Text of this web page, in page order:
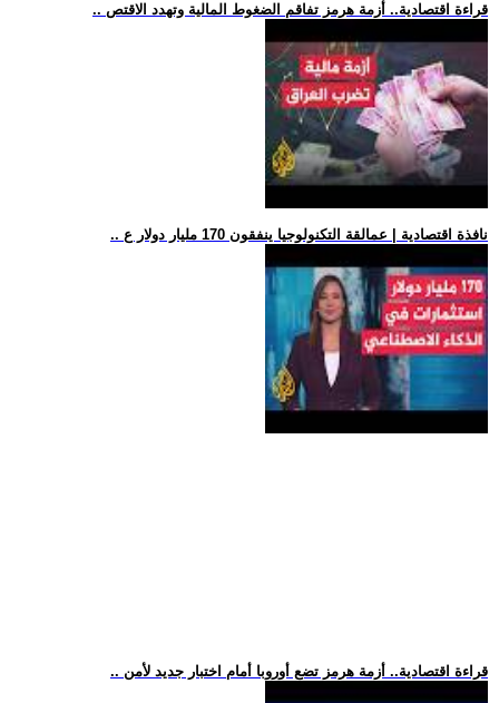
.. قراءة اقتصادية.. أزمة هرمز تفاقم الضغوط المالية وتهدد الاقتص
.. نافذة اقتصادية | عمالقة التكنولوجيا ينفقون 170 مليار دولار ع
.. قراءة اقتصادية.. أزمة هرمز تضع أوروبا أمام اختبار جديد لأمن